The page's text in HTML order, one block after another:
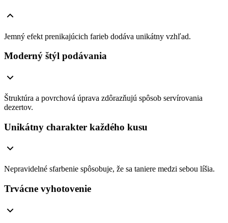
Jemný efekt prenikajúcich farieb dodáva unikátny vzhľad.
Moderný štýl podávania
Štruktúra a povrchová úprava zdôrazňujú spôsob servírovania
dezertov.
Unikátny charakter každého kusu
Nepravidelné sfarbenie spôsobuje, že sa taniere medzi sebou líšia.
Trvácne vyhotovenie